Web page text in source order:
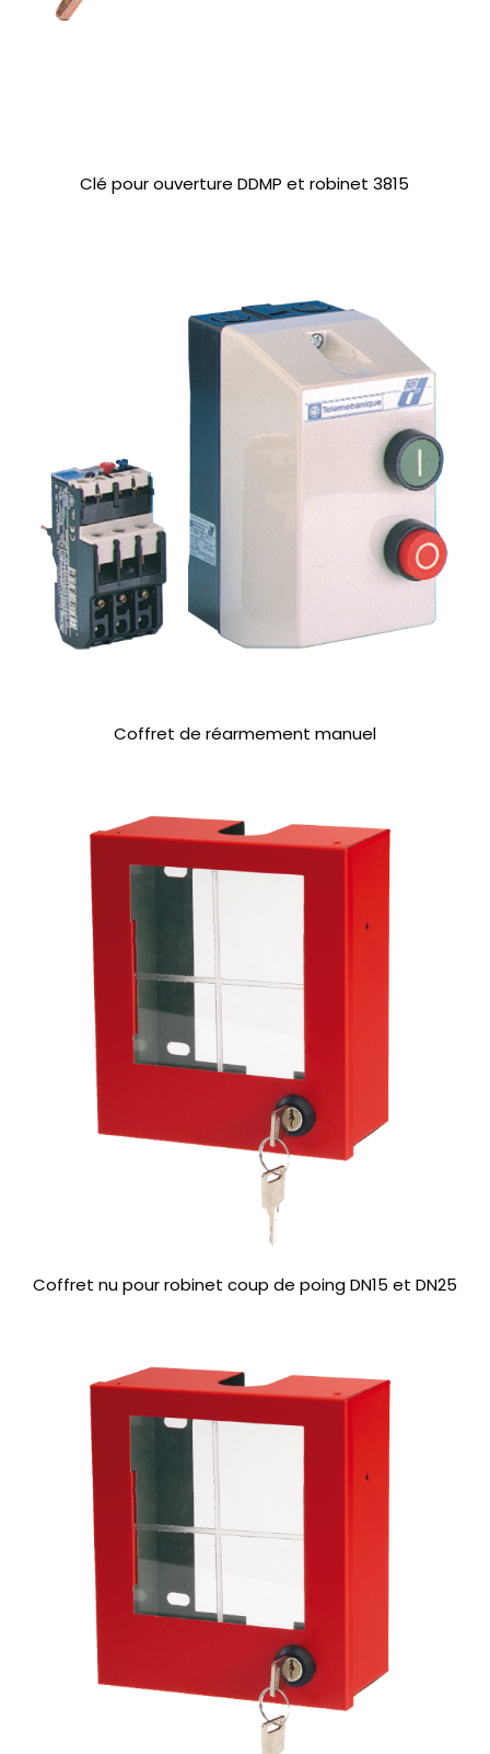
Clé pour ouverture DDMP et robinet 3815
Coffret de réarmement manuel
Coffret nu pour robinet coup de poing DN15 et DN25